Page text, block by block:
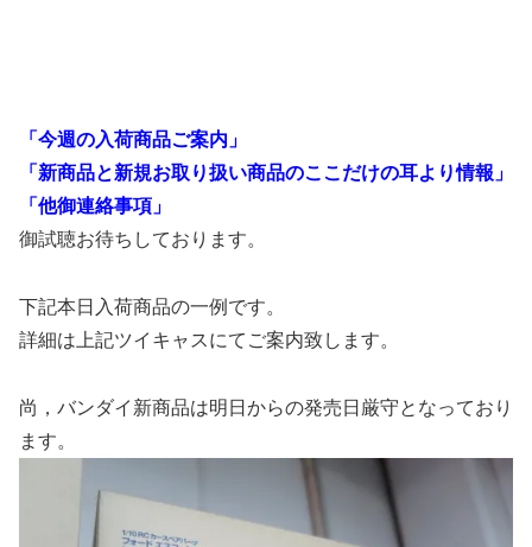
「今週の入荷商品ご案内」
「新商品と新規お取り扱い商品のここだけの耳より情報」
「他御連絡事項」
御試聴お待ちしております。
下記本日入荷商品の一例です。
詳細は上記ツイキャスにてご案内致します。
尚，バンダイ新商品は明日からの発売日厳守となっており
ます。